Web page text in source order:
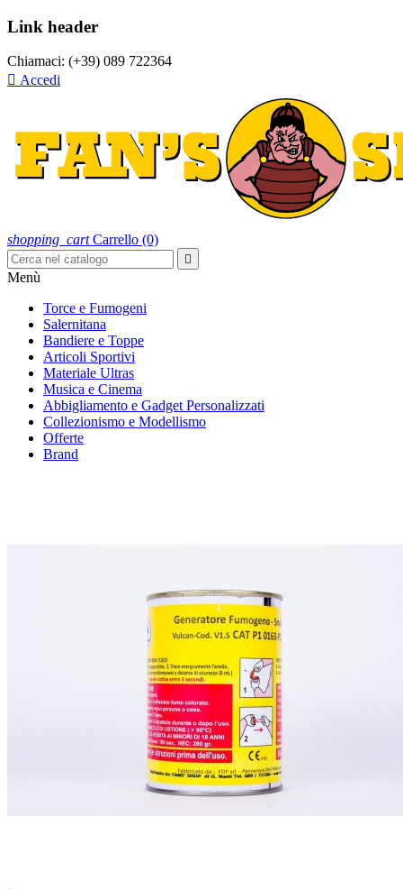
Link header
Chiamaci: (+39) 089 722364
 Accedi
shopping_cart Carrello (0)

Menù
Torce e Fumogeni
Salernitana
Bandiere e Toppe
Articoli Sportivi
Materiale Ultras
Musica e Cinema
Abbigliamento e Gadget Personalizzati
Collezionismo e Modellismo
Offerte
Brand